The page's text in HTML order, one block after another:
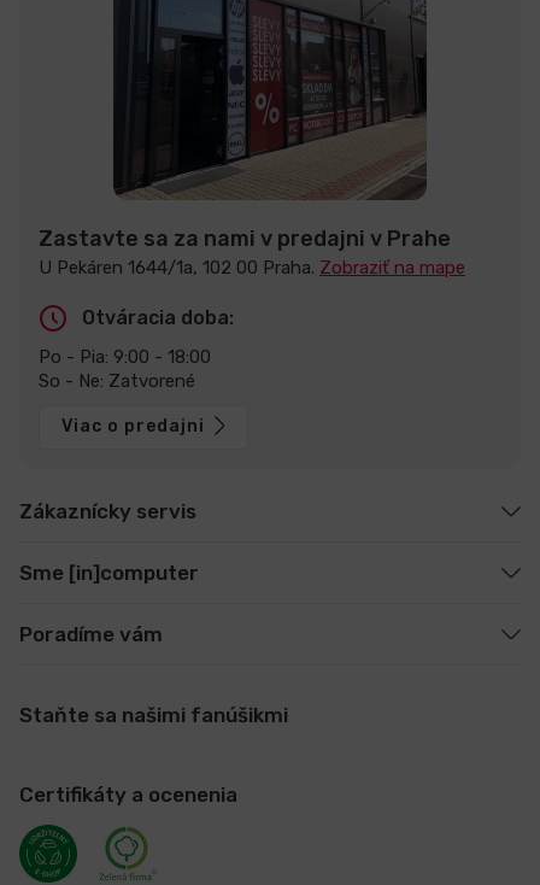
Zastavte sa za nami v predajni v Prahe
U Pekáren 1644/1a, 102 00 Praha. Zobraziť na mape
Otváracia doba:
Po - Pia: 9:00 - 18:00
So - Ne: Zatvorené
Viac o predajni
Zákaznícky servis
Sme [in]computer
Poradíme vám
Staňte sa našimi fanúšikmi
Certifikáty a ocenenia